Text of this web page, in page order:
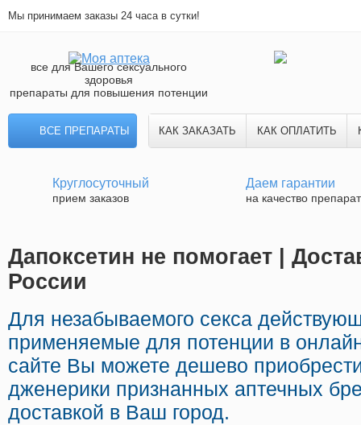
Мы принимаем заказы 24 часа в сутки!
все для Вашего сексуального
здоровья
препараты для повышения потенции
ВСЕ ПРЕПАРАТЫ КАК ЗАКАЗАТЬ КАК ОПЛАТИТЬ
Круглосуточный
прием заказов
Даем гарантии
на качество
Дапоксетин не помогает |
России
Для незабываемого секса
применяемые для потенции в
сайте Вы можете дешево
дженерики признанных аптечных
доставкой в Ваш город.